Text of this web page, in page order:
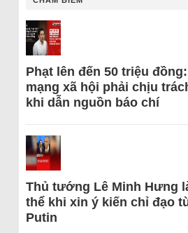
Phạt lên đến 50 triệu
mạng xã hội phải chịu
khi dẫn nguồn báo chí
Thủ tướng Lê Minh Hưng
thể khi xin ý kiến chỉ đạo
Putin